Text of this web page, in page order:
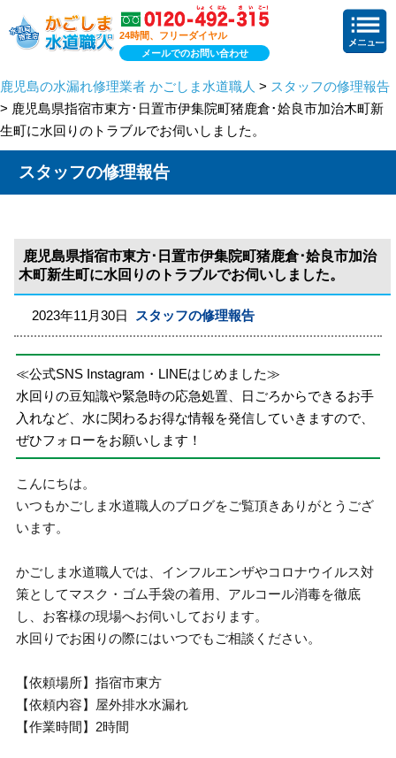
24時間、フリーダイヤル
メールでのお問い合わせ
鹿児島の水漏れ修理業者 かごしま水道職人 > スタッフの修理報告
> 鹿児島県指宿市東方･日置市伊集院町猪鹿倉･姶良市加治木町新
生町に水回りのトラブルでお伺いしました。
スタッフの修理報告
鹿児島県指宿市東方･日置市伊集院町猪鹿倉･姶良市加治
木町新生町に水回りのトラブルでお伺いしました。
2023年11月30日 スタッフの修理報告
≪公式SNS Instagram・LINEはじめました≫
水回りの豆知識や緊急時の応急処置、日ごろからできるお手
入れなど、水に関わるお得な情報を発信していきますので、
ぜひフォローをお願いします！
こんにちは。
いつもかごしま水道職人のブログをご覧頂きありがとうござ
います。
かごしま水道職人では、インフルエンザやコロナウイルス対
策としてマスク・ゴム手袋の着用、アルコール消毒を徹底
し、お客様の現場へお伺いしております。
水回りでお困りの際にはいつでもご相談ください。
【依頼場所】指宿市東方
【依頼内容】屋外排水水漏れ
【作業時間】2時間